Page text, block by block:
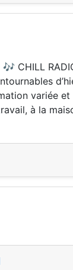
🎶 CHILL
variée
à la